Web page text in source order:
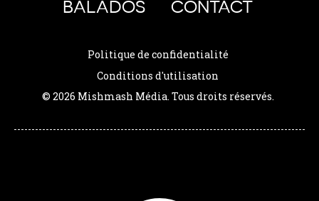
BALADOS CONTACT
Politique de confidentialité
Conditions d'utilisation
© 2026 Mishmash Média. Tous droits réservés.